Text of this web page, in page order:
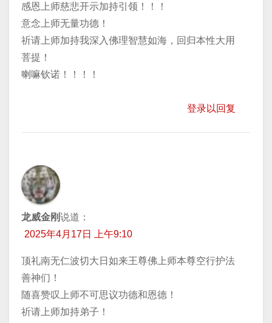
感恩上师慈悲开示加持引领！！！
意念上师无量功德！
祈请上师加持我深入佛理智慧如海，回归本性大用
菩提！
喇嘛钦诺！！！！
登录以回复
龙威金刚说道：
2025年4月17日 上午9:10
顶礼南无仁波切大日如来王尊佛上师本尊空行护法
善神们！
随喜赞叹上师不可思议功德和恩德！
祈请上师加持弟子！